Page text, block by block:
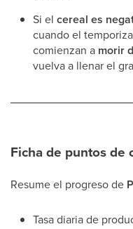
Si el cereal es
cuando el
comienzan a morir
vuelva a llenar el
Ficha de puntos de
Resume el progreso de
Tasa diaria de